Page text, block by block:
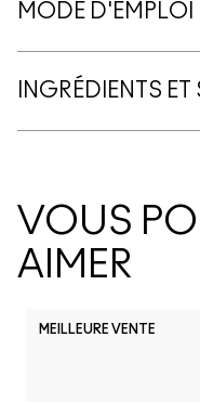
MODE D'EMPLOI
INGRÉDIENTS
VOUS
AIMER
MEILLEURE VENTE